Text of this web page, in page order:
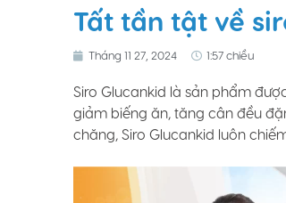
Tất tần tật về
Tháng 11 27, 2024 1:57 chiều
Siro Glucankid là sản phẩm
giảm biếng ăn, tăng cân đều
chăng, Siro